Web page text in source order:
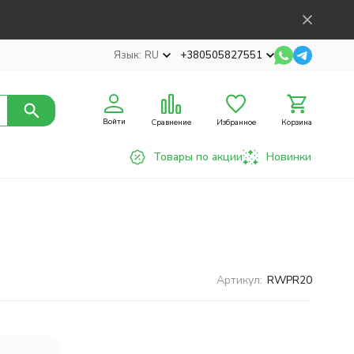
Язык: RU +380505827551
Войти Сравнение Избранное Корзина
Товары по акции Новинки
Артикул: RWPR20